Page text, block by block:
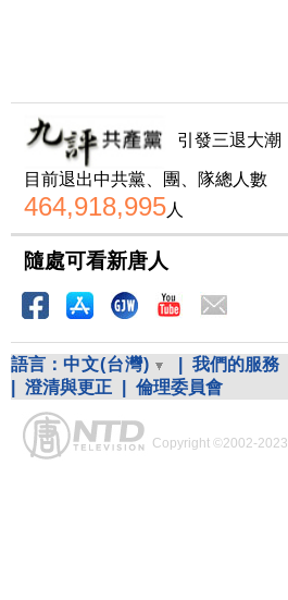
引發三退大潮
目前退出中共黨、團、隊總人數
464,918,995人
隨處可看新唐人
語言： 中文(台灣) 我們的服務
澄清與更正 倫理委員會
Copyright ©2002-2023